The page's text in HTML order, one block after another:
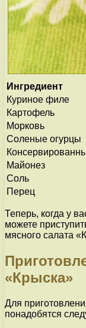
Ингредиент
Куриное филе
Картофель
Морковь
Соленые огурцы
Майонез
Соль
Перец
Теперь, когда у
можете
мясного салата
«Крыска»
Для
понадобятся